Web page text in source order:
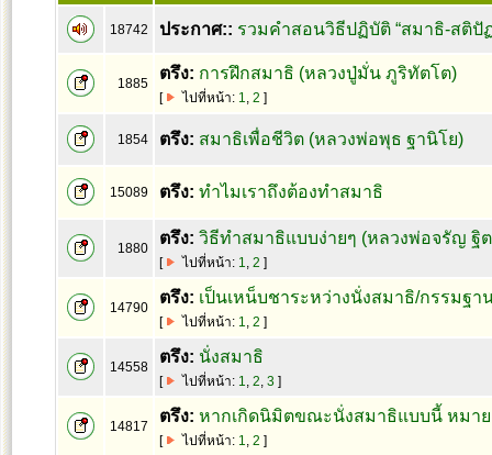
18742 ประกาศ:: รวมคำสอนวิธีปฏิบัติ “สมาธิ-สติปั
1885
ตรึง: การฝึกสมาธิ (หลวงปู่มั่น ภูริทัตโต)
[ ไปที่หน้า: 1, 2 ]
1854 ตรึง: สมาธิเพื่อชีวิต (หลวงพ่อพุธ ฐานิโย)
15089 ตรึง: ทำไมเราถึงต้องทำสมาธิ
1880
ตรึง: วิธีทำสมาธิแบบง่ายๆ (หลวงพ่อจรัญ ฐิ
[ ไปที่หน้า: 1, 2 ]
14790
ตรึง: เป็นเหน็บชาระหว่างนั่งสมาธิ/กรรมฐา
[ ไปที่หน้า: 1, 2 ]
14558
ตรึง: นั่งสมาธิ
[ ไปที่หน้า: 1, 2, 3 ]
14817
ตรึง: หากเกิดนิมิตขณะนั่งสมาธิแบบนี้ หมาย
[ ไปที่หน้า: 1, 2 ]